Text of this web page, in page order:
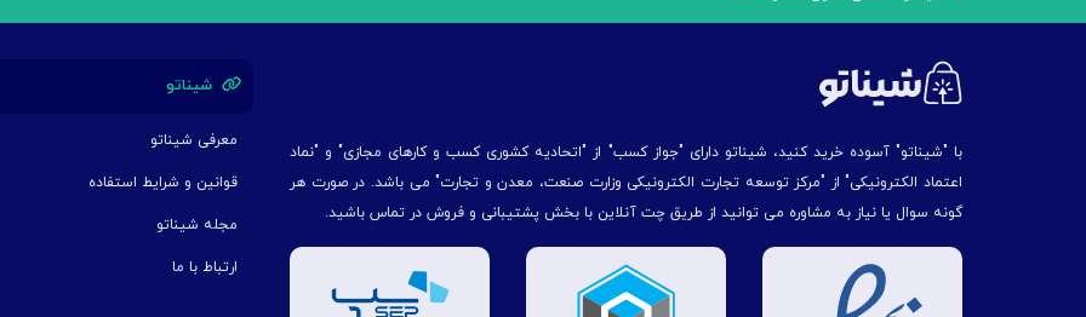
با "شیناتو" آسوده خرید کنید، شیناتو دارای "جواز کسب" از "اتحادیه کشوری کسب و کارهای مجازی" و "نماد
اعتماد الکترونیکی" از "مركز توسعه تجارت الكترونیكی وزارت صنعت، معدن و تجارت" می باشد. در صورت هر
گونه سوال یا نیاز به مشاوره می توانید از طریق چت آنلاین با بخش پشتیبانی و فروش در تماس باشید.
شیناتو
معرفی شیناتو
قوانین و شرایط استفاده
مجله شیناتو
ارتباط با ما